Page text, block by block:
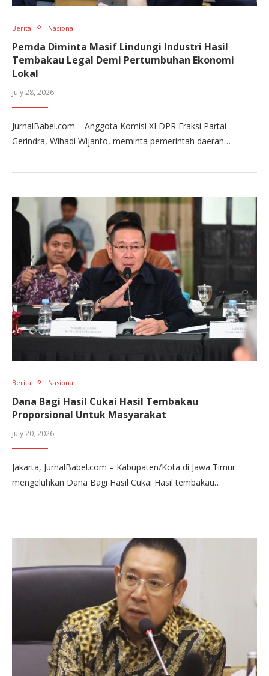
Berita Nasional
Pemda Diminta Masif Lindungi Industri Hasil
Tembakau Legal Demi Pertumbuhan Ekonomi
Lokal
July 28, 2026
JurnalBabel.com – Anggota Komisi XI DPR Fraksi Partai
Gerindra, Wihadi Wijanto, meminta pemerintah daerah…
Berita Nasional
Dana Bagi Hasil Cukai Hasil Tembakau
Proporsional Untuk Masyarakat
July 20, 2026
Jakarta, JurnalBabel.com – Kabupaten/Kota di Jawa Timur
mengeluhkan Dana Bagi Hasil Cukai Hasil tembakau…